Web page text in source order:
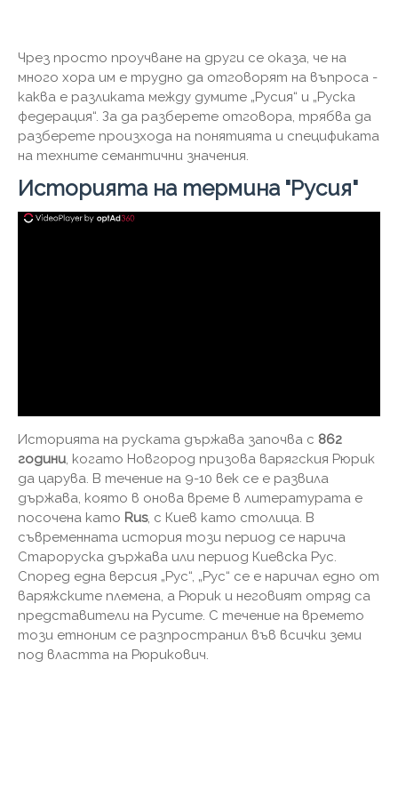
Чрез просто проучване на други се оказа, че на
много хора им е трудно да отговорят на въпроса -
каква е разликата между думите „Русия“ и „Руска
федерация“. За да разберете отговора, трябва да
разберете произхода на понятията и спецификата
на техните семантични значения.
Историята на термина "Русия"
Историята на руската държава започва с 862
години , когато Новгород призова варягския Рюрик
да царува. В течение на 9-10 век се е развила
държава, която в онова време в литературата е
посочена като Rus, с Киев като столица. В
съвременната история този период се нарича
Староруска държава или период Киевска Рус.
Според една версия „Рус“, „Рус“ се е наричал едно от
варяжските племена, а Рюрик и неговият отряд са
представители на Русите. С течение на времето
този етноним се разпространил във всички земи
под властта на Рюрикович.